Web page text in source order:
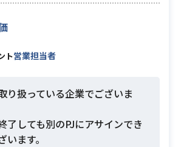
ト営業担当者
り扱っている企業でございま
了しても別のPJにアサインでき
ます。